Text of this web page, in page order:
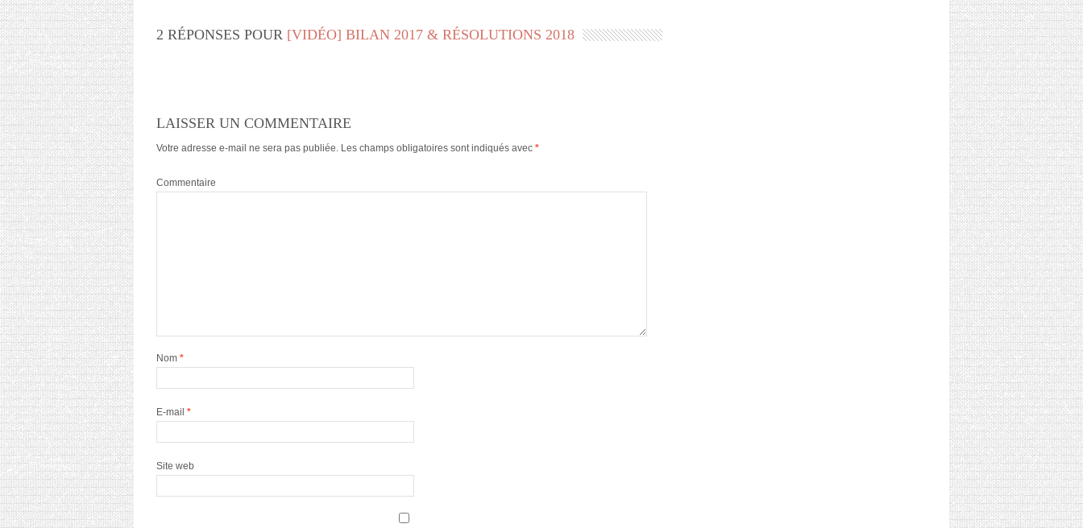
2 RÉPONSES POUR [VIDÉO] BILAN 2017 & RÉSOLUTIONS 2018
LAISSER UN COMMENTAIRE
Votre adresse e-mail ne sera pas publiée. Les champs obligatoires sont indiqués avec *
Commentaire
Nom *
E-mail *
Site web